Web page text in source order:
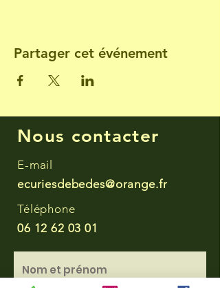
Partager cet événement
Nous contacter
E-mail
ecuriesdebedes@orange.fr
Téléphone
06 12 62 03 01